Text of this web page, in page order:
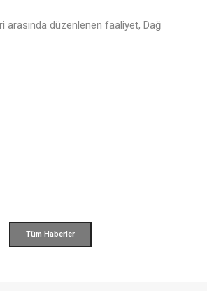
arasında düzenlenen faaliyet, Dağ
Tüm Haberler